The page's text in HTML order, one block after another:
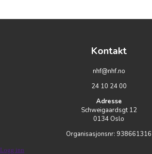
Kontakt
nhf@nhf.no
24 10 24 00
Adresse
Schweigaardsgt 12
0134 Oslo
Organisasjonsnr: 938661316
Logg inn